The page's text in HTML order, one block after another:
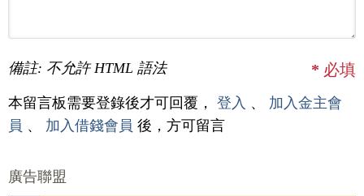
備註: 不允許 HTML 語法 * 必填
本留言板需要登錄後才可回覆， 登入 、 加入金主會
員 、 加入借錢會員 後，方可留言
廣告聯盟